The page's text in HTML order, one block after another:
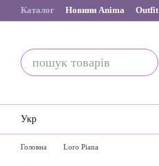
Перейти до основного контенту
Каталог Новини Anima Outfit
Укр
Головна Loro Piana